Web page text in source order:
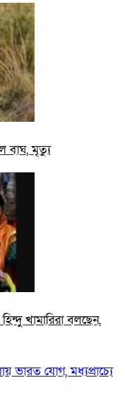
বাঘ, মৃত্যু
খামারিরা বলছেন,